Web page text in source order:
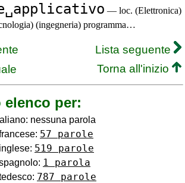
— loc. (Elettronica)
(ingegneria) programma…
Lista seguente
Torna all'inizio
elenco per:
nessuna parola
57 parole
519 parole
1 parola
787 parole